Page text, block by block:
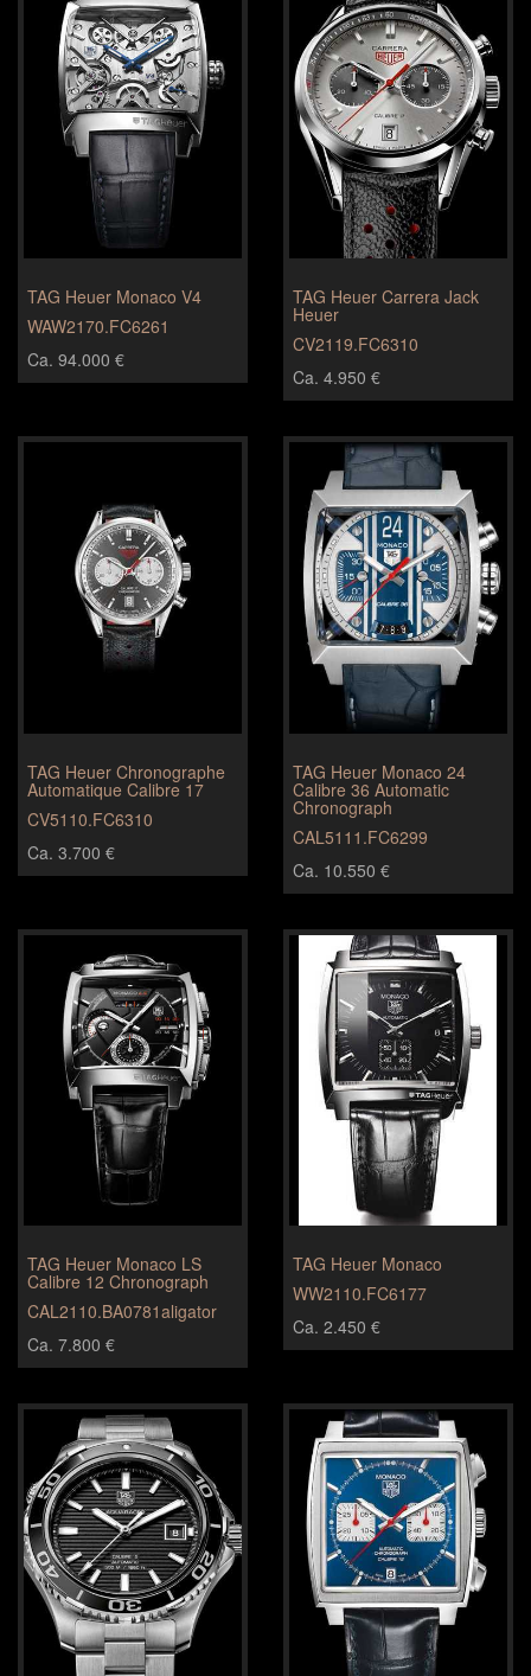
TAG Heuer Monaco V4
WAW2170.FC6261
Ca. 94.000 €
TAG Heuer Carrera Jack
Heuer
CV2119.FC6310
Ca. 4.950 €
TAG Heuer Chronographe
Automatique Calibre 17
CV5110.FC6310
Ca. 3.700 €
TAG Heuer Monaco 24
Calibre 36 Automatic
Chronograph
CAL5111.FC6299
Ca. 10.550 €
TAG Heuer Monaco LS
Calibre 12 Chronograph
CAL2110.BA0781aligator
Ca. 7.800 €
TAG Heuer Monaco
WW2110.FC6177
Ca. 2.450 €